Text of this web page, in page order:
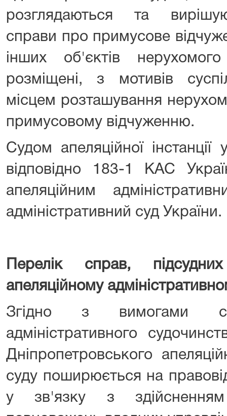
розглядаються та
справи про примусове
інших об'єктів
розміщені, з мотивів
місцем розташування
примусовому відчуженню.
Судом апеляційної
відповідно 183-1 КАС
апеляційним
адміністративний суд України.
Перелік справ,
апеляційному
Згідно з вимогами
адміністративного
Дніпропетровського
суду поширюється на
у зв'язку з